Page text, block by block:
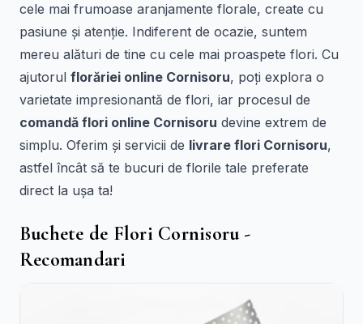
cele mai frumoase aranjamente florale, create cu
pasiune și atenție. Indiferent de ocazie, suntem
mereu alături de tine cu cele mai proaspete flori. Cu
ajutorul florăriei online Cornisoru, poți explora o
varietate impresionantă de flori, iar procesul de
comandă flori online Cornisoru devine extrem de
simplu. Oferim și servicii de livrare flori Cornisoru,
astfel încât să te bucuri de florile tale preferate
direct la ușa ta!
Buchete de Flori Cornisoru -
Recomandari